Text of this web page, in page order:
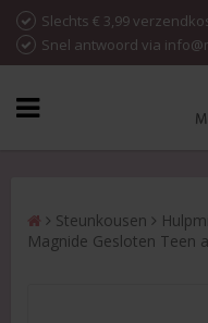
Slechts € 3,99
Snel antwoord via
Steunkousen
Magnide Gesloten Teen